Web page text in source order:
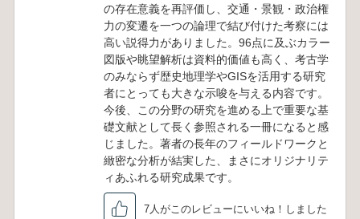
の存在意義を再評価し、交通・景観・政治権
力の変遷を一つの論理で結び付けた考察には
高い説得力がありました。96点に及ぶカラー
図版や眺望解析は資料的価値も高く、考古学
のみならず歴史地理学やGISを活用する研究
者にとっても大きな示唆を与える内容です。
今後、この分野の研究を進める上で重要な基
礎文献として長く参照される一冊になると感
じました。著者の長年のフィールドワークと
緻密な分析が結実した、まさにオリジナリテ
ィあふれる研究成果です。
7人がこのレビューにいいね！しました